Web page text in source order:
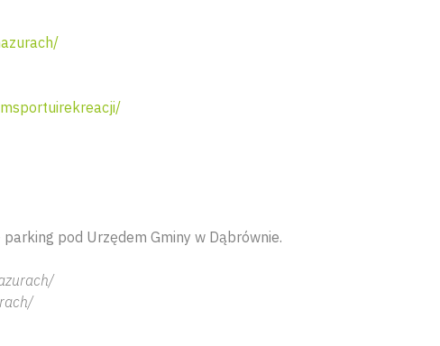
pod Urzędem Gminy w Dąbrównie.